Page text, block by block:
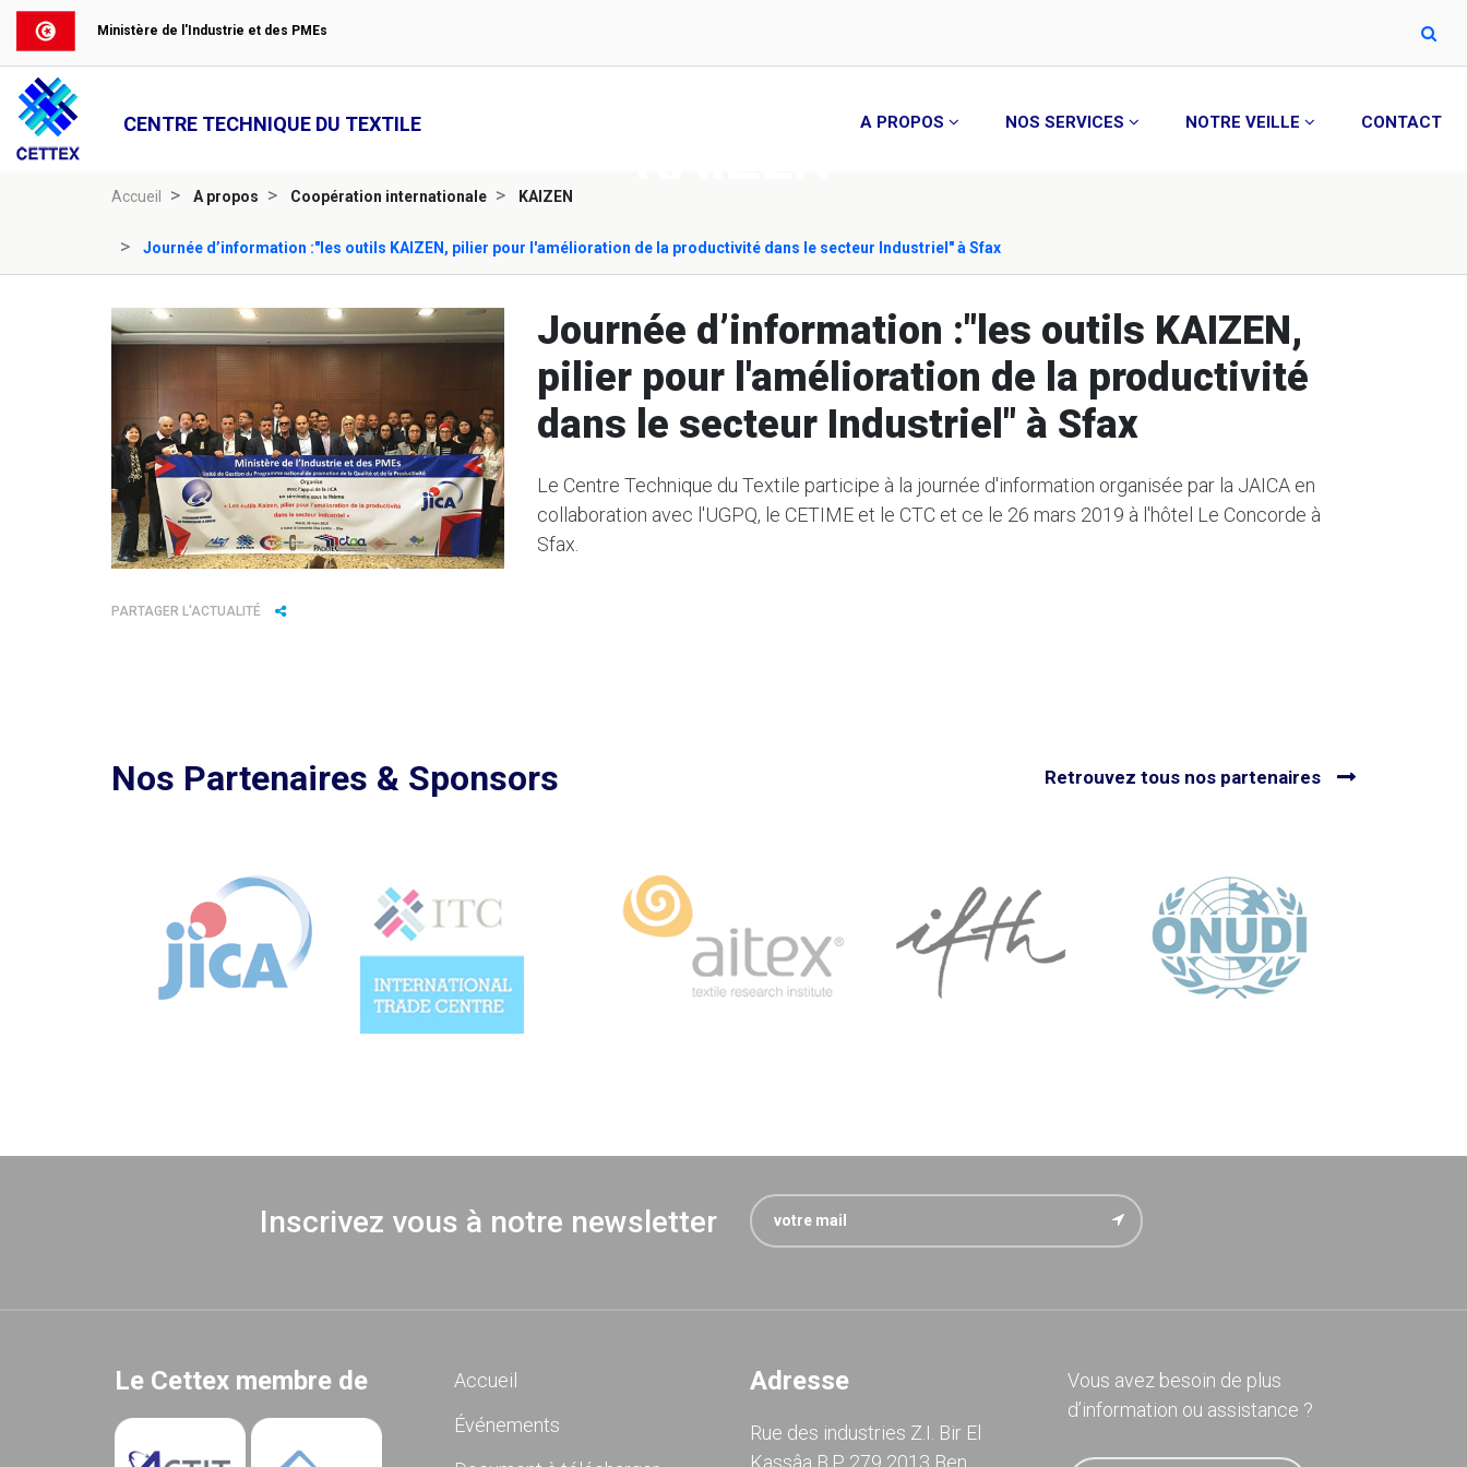
Ministère de l'Industrie et des PMEs
CENTRE TECHNIQUE DU TEXTILE A PROPOS NOS SERVICES NOTRE VEILLE CONTACT
Accueil A propos Coopération internationale KAIZEN
Journée d’information :"les outils KAIZEN, pilier pour l'amélioration de la productivité dans le secteur Industriel" à Sfax
PARTAGER L'ACTUALITÉ
Journée d’information :"les outils KAIZEN,
pilier pour l'amélioration de la productivité
dans le secteur Industriel" à Sfax
Le Centre Technique du Textile participe à la journée d'information organisée par la JAICA en
collaboration avec l'UGPQ, le CETIME et le CTC et ce le 26 mars 2019 à l'hôtel Le Concorde à
Sfax.
Nos Partenaires & Sponsors Retrouvez tous nos partenaires
Inscrivez vous à notre newsletter
Le Cettex membre de
Accueil
Événements
Adresse
Rue des industries Z.I. Bir El
Kassâa B.P. 279 2013 Ben
Vous avez besoin de plus
d’information ou assistance ?